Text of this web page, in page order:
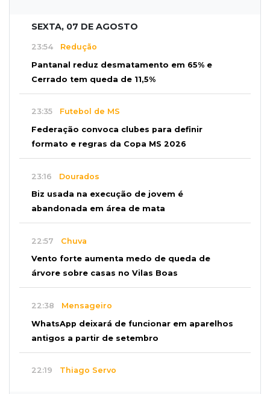
SEXTA, 07 DE AGOSTO
23:54 Redução
Pantanal reduz desmatamento em 65% e
Cerrado tem queda de 11,5%
23:35 Futebol de MS
Federação convoca clubes para definir
formato e regras da Copa MS 2026
23:16 Dourados
Biz usada na execução de jovem é
abandonada em área de mata
22:57 Chuva
Vento forte aumenta medo de queda de
árvore sobre casas no Vilas Boas
22:38 Mensageiro
WhatsApp deixará de funcionar em aparelhos
antigos a partir de setembro
22:19 Thiago Servo